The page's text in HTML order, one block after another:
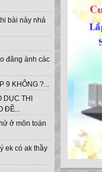
bài này nhá
đăng ảnh các
9 KHÔNG ?...
DỤC THI
ĐỀ...
ở môn toán
ek có ak thầy